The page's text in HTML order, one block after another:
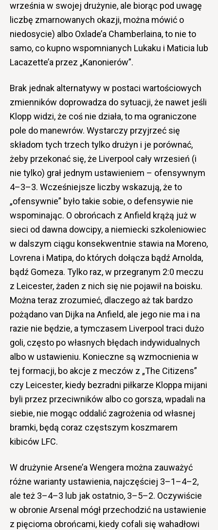
września w swojej drużynie, ale biorąc pod uwagę
liczbę zmarnowanych okazji, można mówić o
niedosycie) albo Oxlade’a Chamberlaina, to nie to
samo, co kupno wspomnianych Lukaku i Maticia lub
Lacazette’a przez „Kanonierów”.
Brak jednak alternatywy w postaci wartościowych
zmienników doprowadza do sytuacji, że nawet jeśli
Klopp widzi, że coś nie działa, to ma ograniczone
pole do manewrów. Wystarczy przyjrzeć się
składom tych trzech tylko drużyn i je porównać,
żeby przekonać się, że Liverpool cały wrzesień (i
nie tylko) grał jednym ustawieniem – ofensywnym
4–3–3. Wcześniejsze liczby wskazują, że to
„ofensywnie” było takie sobie, o defensywie nie
wspominając. O obrońcach z Anfield krążą już w
sieci od dawna dowcipy, a niemiecki szkoleniowiec
w dalszym ciągu konsekwentnie stawia na Moreno,
Lovrena i Matipa, do których dołącza bądź Arnolda,
bądź Gomeza. Tylko raz, w przegranym 2:0 meczu
z Leicester, żaden z nich się nie pojawił na boisku.
Można teraz zrozumieć, dlaczego aż tak bardzo
pożądano van Dijka na Anfield, ale jego nie ma i na
razie nie będzie, a tymczasem Liverpool traci dużo
goli, często po własnych błędach indywidualnych
albo w ustawieniu. Konieczne są wzmocnienia w
tej formacji, bo akcje z meczów z „The Citizens”
czy Leicester, kiedy bezradni piłkarze Kloppa mijani
byli przez przeciwników albo co gorsza, wpadali na
siebie, nie mogąc oddalić zagrożenia od własnej
bramki, będą coraz częstszym koszmarem
kibiców LFC.
W drużynie Arsene’a Wengera można zauważyć
różne warianty ustawienia, najczęściej 3–1–4–2,
ale też 3–4–3 lub jak ostatnio, 3–5–2. Oczywiście
w obronie Arsenal mógł przechodzić na ustawienie
z pięcioma obrońcami, kiedy cofali się wahadłowi